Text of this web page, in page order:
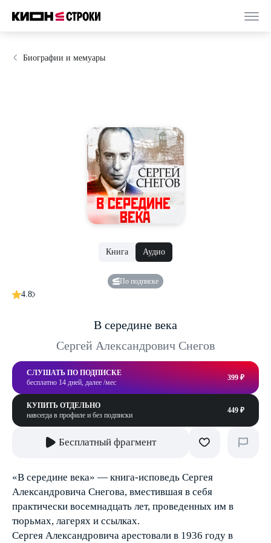
Биографии и мемуары
Книга Аудио
По подписке
4.8
В середине века
Сергей Александрович Снегов
СЛУШАТЬ ПО ПОДПИСКЕ
бесплатно 14 дней, далее /мес
399 ₽
КУПИТЬ ОТДЕЛЬНО
навсегда в профиле и без подписки
449 ₽
Бесплатный фрагмент
«В середине века» — книга-исповедь Сергея
Александровича Снегова, вместившая в себя
практически восемнадцать лет, проведенных им в
тюрьмах, лагерях и ссылках.
Сергея Александровича арестовали в 1936 году в